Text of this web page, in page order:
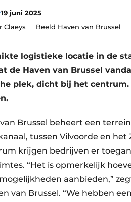
19 juni 2025
Claeys Beeld Haven van Brussel
logistieke locatie in de
de Haven van Brussel
plek, dicht bij het
Brussel beheert een
tussen Vilvoorde en
krijgen bedrijven er
“Het is opmerkelijk
aanbieden,”
van Brussel. “We hebben